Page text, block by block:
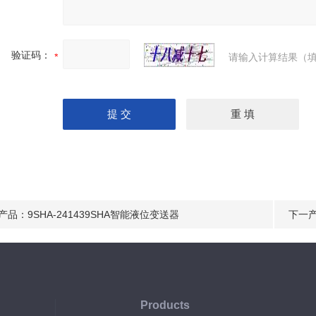
验证码： 请输入计算结果（
品： 9SHA-241439SHA智能液位变送器 下一
Products